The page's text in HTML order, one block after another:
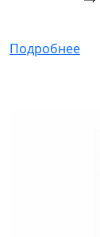
Подробнее